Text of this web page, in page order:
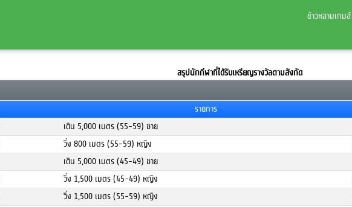
ข้าวหลามเกมส์
สรุปนักกีฬาที่ได้รับเหรียญรางวัลตามสังกัด
รายการ
เดิน 5,000 เมตร (55-59) ชาย
วิ่ง 800 เมตร (55-59) หญิง
เดิน 5,000 เมตร (45-49) ชาย
วิ่ง 1,500 เมตร (45-49) หญิง
วิ่ง 1,500 เมตร (55-59) หญิง